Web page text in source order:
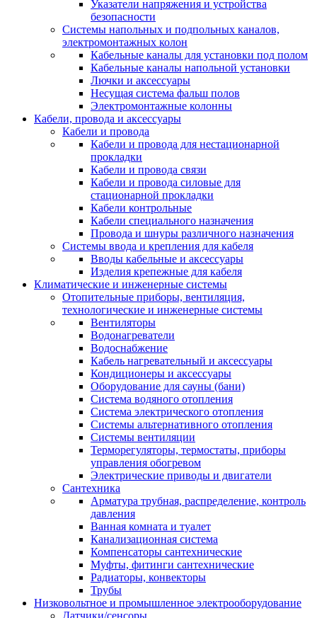
Указатели напряжения и устройства
безопасности
Системы напольных и подпольных каналов,
электромонтажных колон
Кабельные каналы для установки под полом
Кабельные каналы напольной установки
Лючки и аксессуары
Несущая система фальш полов
Электромонтажные колонны
Кабели, провода и аксессуары
Кабели и провода
Кабели и провода для нестационарной
прокладки
Кабели и провода связи
Кабели и провода силовые для
стационарной прокладки
Кабели контрольные
Кабели специального назначения
Провода и шнуры различного назначения
Системы ввода и крепления для кабеля
Вводы кабельные и аксессуары
Изделия крепежные для кабеля
Климатические и инженерные системы
Отопительные приборы, вентиляция,
технологические и инженерные системы
Вентиляторы
Водонагреватели
Водоснабжение
Кабель нагревательный и аксессуары
Кондиционеры и аксессуары
Оборудование для сауны (бани)
Система водяного отопления
Система электрического отопления
Системы альтернативного отопления
Системы вентиляции
Терморегуляторы, термостаты, приборы
управления обогревом
Электрические приводы и двигатели
Сантехника
Арматура трубная, распределение, контроль
давления
Ванная комната и туалет
Канализационная система
Компенсаторы сантехнические
Муфты, фитинги сантехнические
Радиаторы, конвекторы
Трубы
Низковольтное и промышленное электрооборудование
Датчики/сенсоры